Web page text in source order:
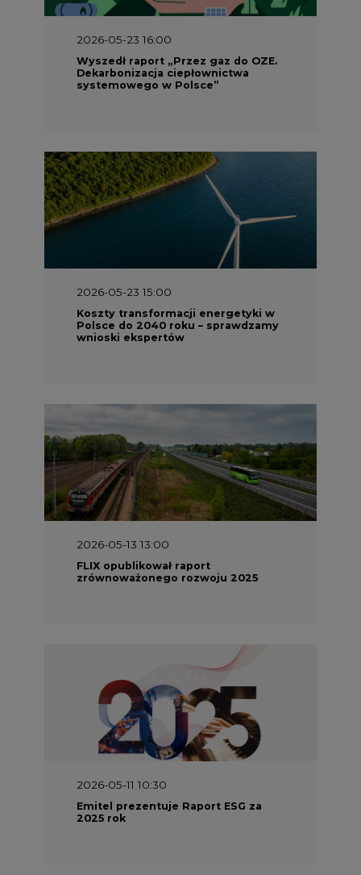
2026-05-23 16:00
Wyszedł raport „Przez gaz do OZE.
Dekarbonizacja ciepłownictwa
systemowego w Polsce”
2026-05-23 15:00
Koszty transformacji energetyki w
Polsce do 2040 roku – sprawdzamy
wnioski ekspertów
2026-05-13 13:00
FLIX opublikował raport
zrównoważonego rozwoju 2025
2026-05-11 10:30
Emitel prezentuje Raport ESG za
2025 rok